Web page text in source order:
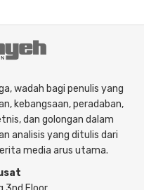
wadah bagi penulis yang
kebangsaan, peradaban,
dan golongan dalam
analisis yang ditulis dari
media arus utama.